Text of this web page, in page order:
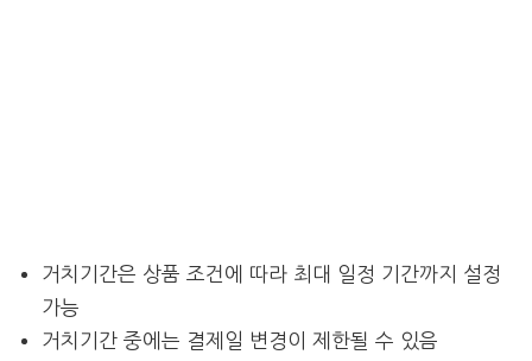
거치기간은 상품 조건에 따라 최대 일정 기간까지 설정
가능
거치기간 중에는 결제일 변경이 제한될 수 있음